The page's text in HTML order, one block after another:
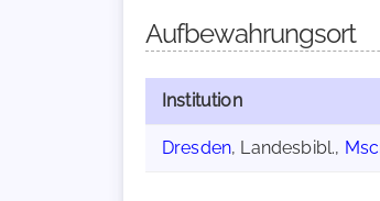
Aufbewahrungsort
Institution
Dresden, Landesbibl.,